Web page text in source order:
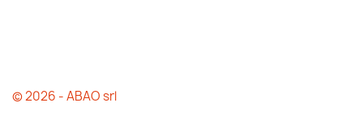
© 2026 - ABAO srl